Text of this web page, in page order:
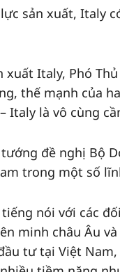
sản xuất, Italy
xuất Italy, Phó
thế mạnh của
Italy là vô cùng
đề nghị Bộ
trong một số
nói với các
minh châu Âu
tư tại Việt